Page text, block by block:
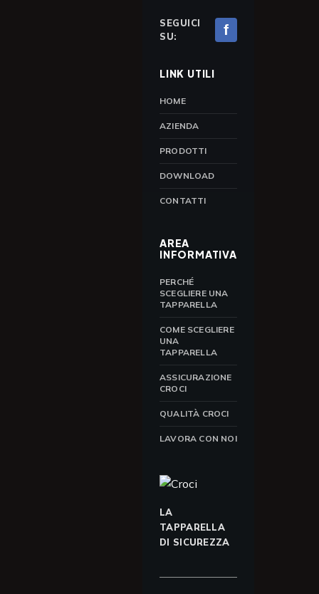
SEGUICI
SU:
f
LINK UTILI
HOME
AZIENDA
PRODOTTI
DOWNLOAD
CONTATTI
AREA
INFORMATIVA
PERCHÉ
SCEGLIERE UNA
TAPPARELLA
COME SCEGLIERE
UNA
TAPPARELLA
ASSICURAZIONE
CROCI
QUALITÀ CROCI
LAVORA CON NOI
LA
TAPPARELLA
DI SICUREZZA